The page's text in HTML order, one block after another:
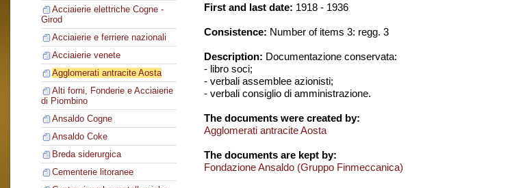
Acciaierie elettriche Cogne -
Girod
Acciaierie e ferriere nazionali
Acciaierie venete
Agglomerati antracite Aosta
Alti forni, Fonderie e Acciaierie
di Piombino
Ansaldo Cogne
Ansaldo Coke
Breda siderurgica
Cementerie litoranee
First and last date: 1918 - 1936
Consistence: Number of items 3: regg. 3
Description: Documentazione conservata:
- libro soci;
- verbali assemblee azionisti;
- verbali consiglio di amministrazione.
The documents were created by:
Agglomerati antracite Aosta
The documents are kept by:
Fondazione Ansaldo (Gruppo Finmeccanica)